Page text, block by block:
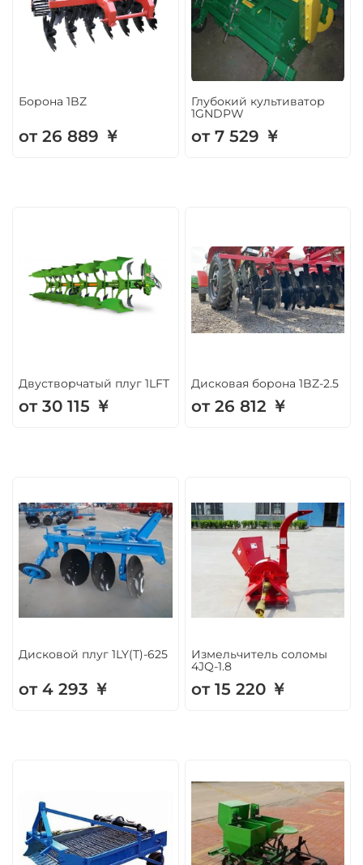
Борона 1BZ
от 26 889 ￥
Глубокий культиватор
1GNDPW
от 7 529 ￥
Двустворчатый плуг 1LFT
от 30 115 ￥
Дисковая борона 1BZ-2.5
от 26 812 ￥
Дисковой плуг 1LY(T)-625
от 4 293 ￥
Измельчитель соломы
4JQ-1.8
от 15 220 ￥